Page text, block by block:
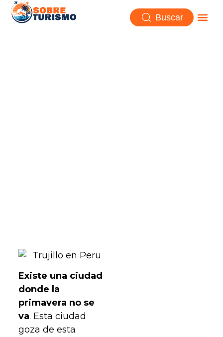
Buscar
Existe una ciudad
donde la
primavera no se
va. Esta ciudad
goza de esta